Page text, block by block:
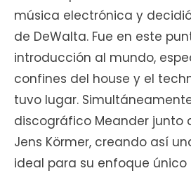
música electrónica y
de DeWalta. Fue en este
introducción al mundo,
confines del house y el
tuvo lugar.
discográfico Meander junto
Jens Körmer, creando así
ideal para su enfoque